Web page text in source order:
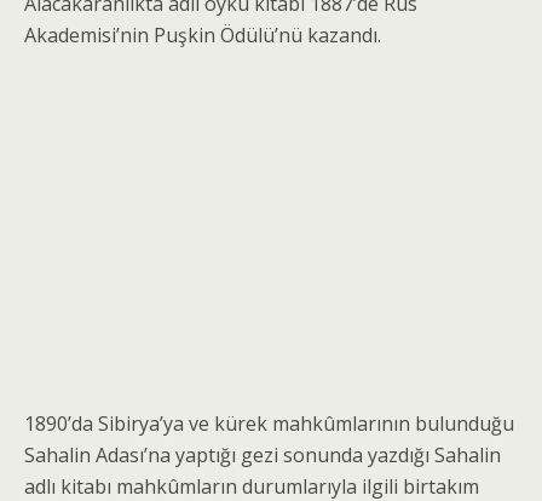
Akademisi’nin Puşkin Ödülü’nü kazandı.
1890’da Sibirya’ya ve kürek mahkûmlarının bu­lunduğu
Sahalin Adası’na yaptığı gezi sonunda yazdı­ğı Sahalin
adlı kitabı mahkûmların durumlarıyla ilgili birtakım